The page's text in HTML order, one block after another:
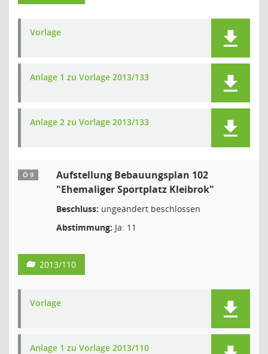
Vorlage
Anlage 1 zu Vorlage 2013/133
Anlage 2 zu Vorlage 2013/133
Ö 9
Aufstellung Bebauungsplan 102
"Ehemaliger Sportplatz Kleibrok"
Beschluss: ungeändert beschlossen
Abstimmung: Ja: 11
2013/110
Vorlage
Anlage 1 zu Vorlage 2013/110